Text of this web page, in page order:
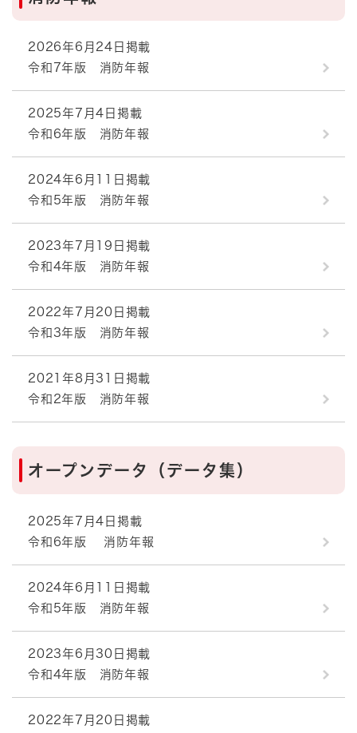
2026年6月24日掲載
令和7年版 消防年報
2025年7月4日掲載
令和6年版 消防年報
2024年6月11日掲載
令和5年版 消防年報
2023年7月19日掲載
令和4年版 消防年報
2022年7月20日掲載
令和3年版 消防年報
2021年8月31日掲載
令和2年版 消防年報
オープンデータ（データ集）
2025年7月4日掲載
令和6年版 消防年報
2024年6月11日掲載
令和5年版 消防年報
2023年6月30日掲載
令和4年版 消防年報
2022年7月20日掲載